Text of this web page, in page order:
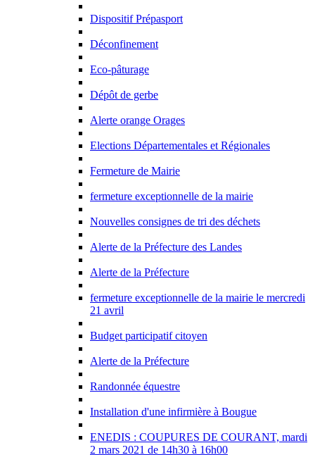
Dispositif Prépasport
Déconfinement
Eco-pâturage
Dépôt de gerbe
Alerte orange Orages
Elections Départementales et Régionales
Fermeture de Mairie
fermeture exceptionnelle de la mairie
Nouvelles consignes de tri des déchets
Alerte de la Préfecture des Landes
Alerte de la Préfecture
fermeture exceptionnelle de la mairie le mercredi
21 avril
Budget participatif citoyen
Alerte de la Préfecture
Randonnée équestre
Installation d'une infirmière à Bougue
ENEDIS : COUPURES DE COURANT, mardi
2 mars 2021 de 14h30 à 16h00